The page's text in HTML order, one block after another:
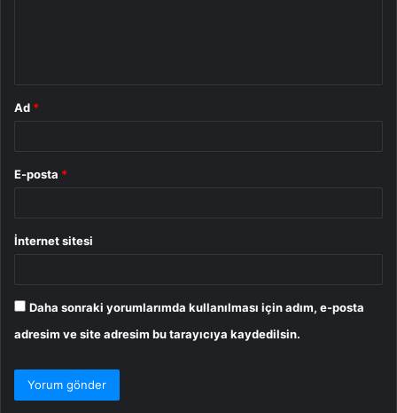
Ad *
E-posta *
İnternet sitesi
Daha sonraki yorumlarımda kullanılması için adım, e-posta
adresim ve site adresim bu tarayıcıya kaydedilsin.